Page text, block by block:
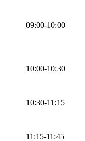
09:00-10:00
10:00-10:30
10:30-11:15
11:15-11:45